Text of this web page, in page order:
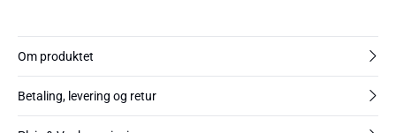
Om produktet
Betaling, levering og retur